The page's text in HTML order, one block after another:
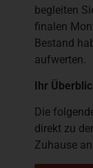
begleiten
finalen
Bestand
aufwerten.
Ihr
Die
direkt zu
Zuhause